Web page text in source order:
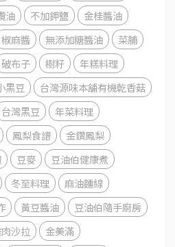
油 不加鉀鹽
金桂醬油
椒麻醬 無添加糖醬油
菜脯
破布子 樹籽
年糕料理
黑豆
台灣源味本舖有機乾香菇
台灣黑豆
年菜料理
鳳梨食譜
金鑽鳳梨
豆麥
豆油伯健康煮
冬至料理
麻油麵線
黃豆醬油
豆油伯隨手廚房
沙拉
金美滿